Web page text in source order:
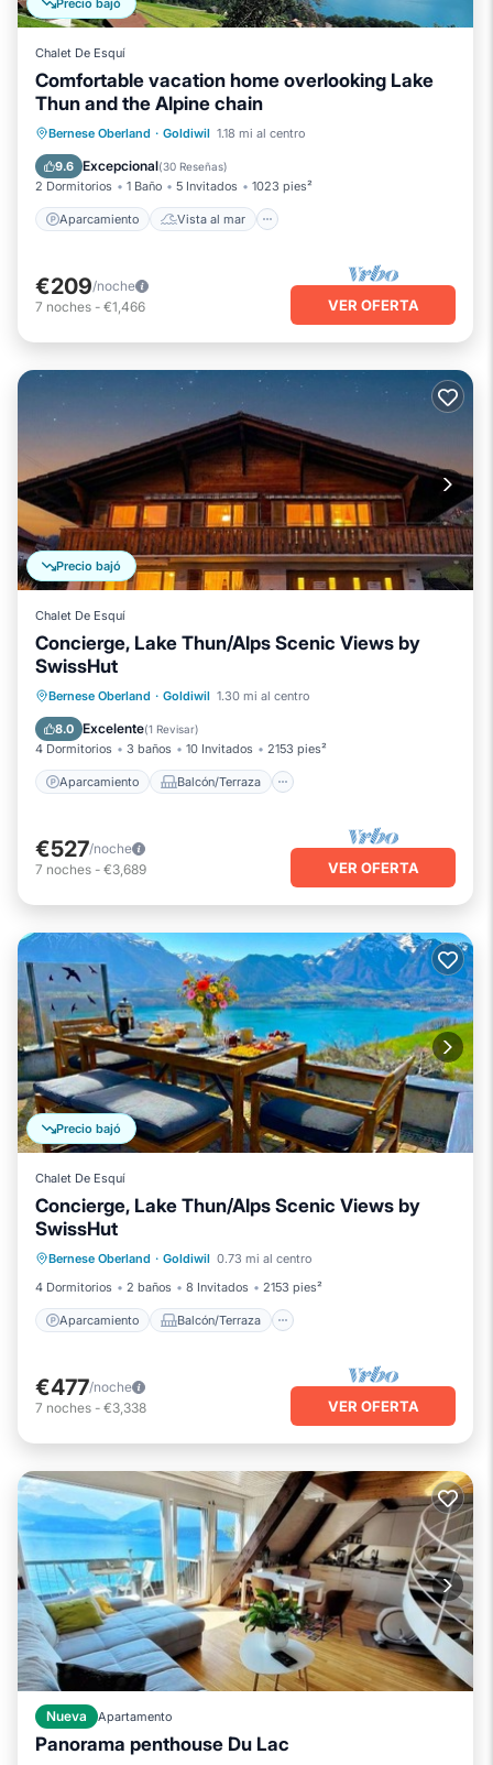
Precio bajó
Chalet De Esquí
Comfortable vacation home overlooking Lake
Thun and the Alpine chain
Bernese Oberland · Goldiwil 1.18 mi al centro
9.6 Excepcional(30 Reseñas)
2 Dormitorios 1 Baño 5 Invitados 1023 pies²
Aparcamiento Vista al mar
Aparcamiento
Vista al mar
Balcón/Terraza
€209/noche
7 noches - €1,466 VER OFERTA
Precio bajó
Chalet De Esquí
Concierge, Lake Thun/Alps Scenic Views by
SwissHut
Bernese Oberland · Goldiwil 1.30 mi al centro
8.0 Excelente(1 Revisar)
4 Dormitorios 3 baños 10 Invitados 2153 pies²
Aparcamiento Balcón/Terraza
Aparcamiento
Balcón/Terraza
Cocina
Internet
€527/noche
7 noches - €3,689 VER OFERTA
Precio bajó
Chalet De Esquí
Concierge, Lake Thun/Alps Scenic Views by
SwissHut
Bernese Oberland · Goldiwil 0.73 mi al centro
4 Dormitorios
2 baños 8 Invitados 2153 pies²
Aparcamiento Balcón/Terraza
Cocina
Internet
€477/noche
7 noches - €3,338 VER OFERTA
Nueva Apartamento
Panorama penthouse Du Lac
Aparcamiento
Balcón/Terraza